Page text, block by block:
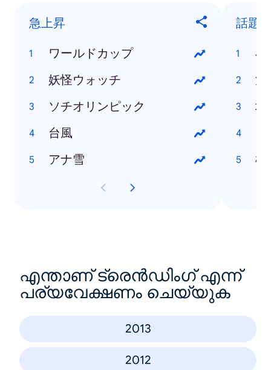
急上昇
ワールドカップ
妖怪ウォッチ
ソチオリンピック
台風
アナ雪
話題
小
浅
塩
橋
എന്താണ് ട്രെൻഡിംഗ് എന്ന്
പര്യവേക്ഷണം ചെയ്യുക
2013
2012